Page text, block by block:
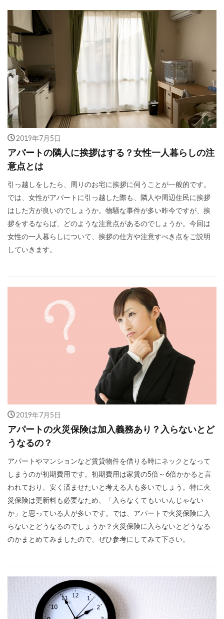
2019年7月5日
アパートの隣人に挨拶はする？女性一人暮らしの注
意点とは
引っ越しをしたら、周りのお宅に挨拶に伺うことが一般的です。
では、女性がアパートに引っ越した際も、隣人や周辺住民に挨拶
はした方が良いのでしょうか。物騒な事件が多い昨今ですが、挨
拶をするならば、どのような注意点があるのでしょうか。今回は
女性の一人暮らしについて、挨拶の仕方や注意すべき点をご説明
していきます。
2019年7月5日
アパートの火災保険は加入義務あり？入らないとど
うなるの？
アパートやマンションなど賃貸物件を借りる時にネックとなって
しまうのが初期費用です。初期費用は家賃の5倍～6倍かかると言
われており、安く済ませたいと考える人も多いでしょう。特に火
災保険は更新料も必要なため、「入らなくてもいいんじゃない
か」と思っている人が多いです。では、アパートで火災保険に入
らないとどうなるのでしょうか？火災保険に入らないとどうなる
のかまとめてみましたので、ぜひ参考にしてみて下さい。